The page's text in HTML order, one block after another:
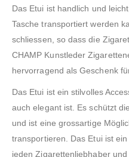
Das Etui ist handlich und
Tasche transportiert werden
schliessen, so dass die
CHAMP Kunstleder
hervorragend als Geschenk
Das Etui ist ein stilvolles
auch elegant ist. Es schützt
und ist eine grossartige
transportieren. Das Etui ist
jeden Zigarettenliebhaber